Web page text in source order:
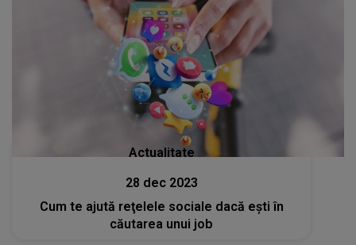
Actualitate
28 dec 2023
Cum te ajută reţelele sociale dacă eşti în
căutarea unui job